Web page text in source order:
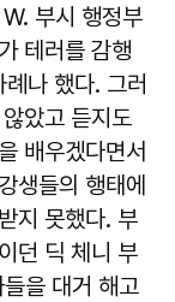
부시 행정부
테러를 감행
나 했다. 그러
았고 듣지도
배우겠다면서
생들의 행태에
지 못했다. 부
던 딕 체니 부
을 대거 해고